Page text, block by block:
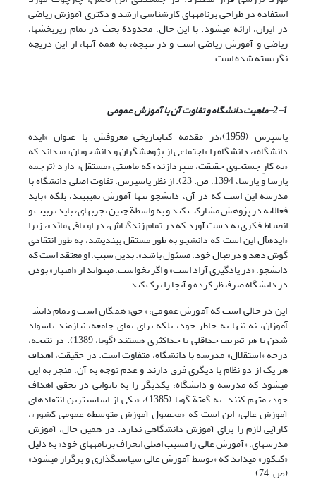
استفاده در طراحی برنامه­های کارشناسی ارشد و دکتری آموزش ریاضی
در ایران، ارائه می­شود. با این حال، محدودة بحث در تمام زیربخش­ها،
ریاضی و آموزش ریاضی است و در نتیجه، به همه آنها، از این دریچه
نگریسته شده است.
2-1-ماهیت دانشگاه و تفاوت آن با آموزش عمومی
یاسپرس (1959)،در مقدمه کتابتاریخی معروفش با عنوان «ایده
دانشگاه»، دانشگاه را «اجتماعی از پژوهشگران و دانشجویان» می­داند که
«به کارِ جستجوی حقیقت، می­پردازند» که ماهیتی «مستقل» دارد (ترجمه
پارسا و پارسا، 1394، ص. 23). از نظر یاسپرس، تفاوت اصلی دانشگاه با
مدرسه این است که در آن، دانشجو تنها آموزش نمی­بیند، بلکه «باید
فعالانه در پژوهش مشارکت کند و به واسطة چنین تجربه­ای، باید تربیت و
انضباط فکری به دست آورد که در تمام زندگی­اش، در او باقی مانَد»، زیرا
«ایده­آل این است که دانشجو به طور مستقل بیندیشد، به طور انتقادی
گوش دهد و در قبال خود، مسئول باشد». بدین سبب، او معتقد است که
دانشجو، «در یادگیری آزاد است» و اگر نخواست، می­تواند از «امتیاز» بودن
در دانشگاه صرف­نظر کرده و آنجا را ترک کند.
این در حالی است که آموزش عمومی، «حق» همگان است و تمام دانش­
آموزان، نه تنها به خاطر خود، بلکه برای بقای جامعه، نیازمندِ باسواد
شدن با هر تعریفِ حداقلی یا حداکثری هستند (گویا، 1389). در نتیجه،
درجه «استقلال» مدرسه با دانشگاه، متفاوت است. در حقیقت، اهداف
هر یک از دو نظام با دیگری فرق دارند و عدم توجه به آن، منجر به این
می­شود که مدرسه و دانشگاه، یکدیگر را به ناتوانی در تحقق اهداف
خود، متهم کنند. به گفتة گویا (1385)، «یکی از اساسی­ترین انتقادهای
آموزش عالی» این است که «محصول آموزش متوسطة عمومی کشور»،
کارآیی لازم را برای آموزش دانشگاهی ندارد. در همین حال، آموزش
مدرسه­ای، «آموزش عالی را مسبب اصلی انحراف برنامه­های خود» به دلیل
«کنکور» می­داند که «توسط آموزش عالی سیاست­گذاری و برگزار می­شود»
(ص. 74).